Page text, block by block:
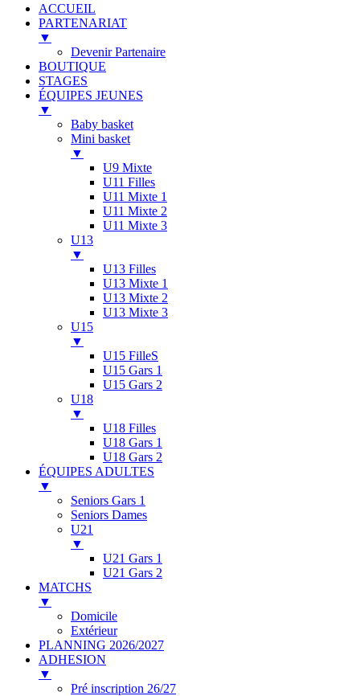
ACCUEIL
PARTENARIAT
▼
Devenir Partenaire
BOUTIQUE
STAGES
ÉQUIPES JEUNES
▼
Baby basket
Mini basket
▼
U9 Mixte
U11 Filles
U11 Mixte 1
U11 Mixte 2
U11 Mixte 3
U13
▼
U13 Filles
U13 Mixte 1
U13 Mixte 2
U13 Mixte 3
U15
▼
U15 FilleS
U15 Gars 1
U15 Gars 2
U18
▼
U18 Filles
U18 Gars 1
U18 Gars 2
ÉQUIPES ADULTES
▼
Seniors Gars 1
Seniors Dames
U21
▼
U21 Gars 1
U21 Gars 2
MATCHS
▼
Domicile
Extérieur
PLANNING 2026/2027
ADHESION
▼
Pré inscription 26/27